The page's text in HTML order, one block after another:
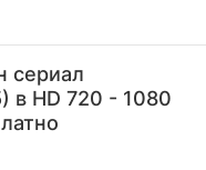
(John)
сериал
в HD 720 - 1080